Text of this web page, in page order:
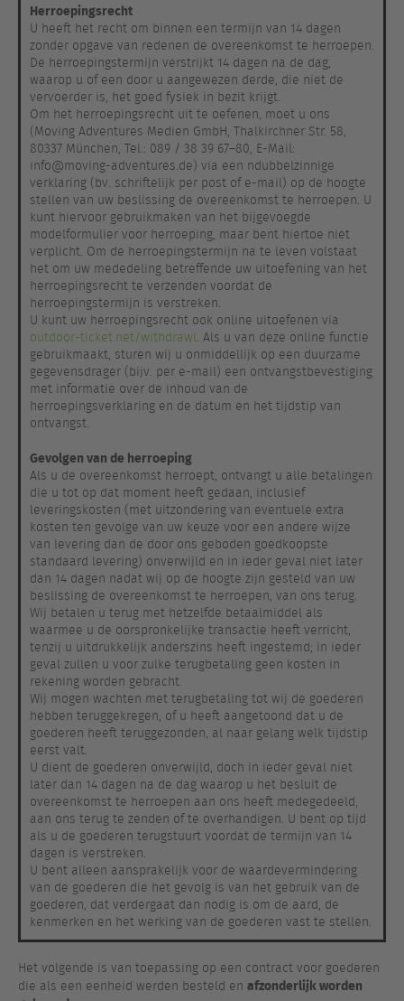
Herroepingsrecht
U heeft het recht om binnen een termijn van 14 dagen
zonder opgave van redenen de overeenkomst te herroepen.
De herroepingstermijn verstrijkt 14 dagen na de dag,
waarop u of een door u aangewezen derde, die niet de
vervoerder is, het goed fysiek in bezit krijgt.
Om het herroepingsrecht uit te oefenen, moet u ons
(Moving Adventures Medien GmbH, Thalkirchner Str. 58,
80337 München, Tel.: 089 / 38 39 67–80, E-Mail:
info@moving-adventures.de) via een ndubbelzinnige
verklaring (bv. schriftelijk per post of e-mail) op de hoogte
stellen van uw beslissing de overeenkomst te herroepen. U
kunt hiervoor gebruikmaken van het bijgevoegde
modelformulier voor herroeping, maar bent hiertoe niet
verplicht. Om de herroepingstermijn na te leven volstaat
het om uw mededeling betreffende uw uitoefening van het
herroepingsrecht te verzenden voordat de
herroepingstermijn is verstreken.
U kunt uw herroepingsrecht ook online uitoefenen via
outdoor-ticket.net/withdrawl. Als u van deze online functie
gebruikmaakt, sturen wij u onmiddellijk op een duurzame
gegevensdrager (bijv. per e-mail) een ontvangstbevestiging
met informatie over de inhoud van de
herroepingsverklaring en de datum en het tijdstip van
ontvangst.
Gevolgen van de herroeping
Als u de overeenkomst herroept, ontvangt u alle betalingen
die u tot op dat moment heeft gedaan, inclusief
leveringskosten (met uitzondering van eventuele extra
kosten ten gevolge van uw keuze voor een andere wijze
van levering dan de door ons geboden goedkoopste
standaard levering) onverwijld en in ieder geval niet later
dan 14 dagen nadat wij op de hoogte zijn gesteld van uw
beslissing de overeenkomst te herroepen, van ons terug.
Wij betalen u terug met hetzelfde betaalmiddel als
waarmee u de oorspronkelijke transactie heeft verricht,
tenzij u uitdrukkelijk anderszins heeft ingestemd; in ieder
geval zullen u voor zulke terugbetaling geen kosten in
rekening worden gebracht.
Wij mogen wachten met terugbetaling tot wij de goederen
hebben teruggekregen, of u heeft aangetoond dat u de
goederen heeft teruggezonden, al naar gelang welk tijdstip
eerst valt.
U dient de goederen onverwijld, doch in ieder geval niet
later dan 14 dagen na de dag waarop u het besluit de
overeenkomst te herroepen aan ons heeft medegedeeld,
aan ons terug te zenden of te overhandigen. U bent op tijd
als u de goederen terugstuurt voordat de termijn van 14
dagen is verstreken.
U bent alleen aansprakelijk voor de waardevermindering
van de goederen die het gevolg is van het gebruik van de
goederen, dat verdergaat dan nodig is om de aard, de
kenmerken en het werking van de goederen vast te stellen.
Het volgende is van toepassing op een contract voor goederen
die als een eenheid werden besteld en afzonderlijk worden